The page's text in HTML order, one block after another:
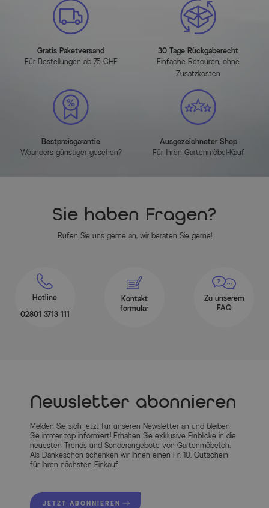
Attribute
Hauptfarbe
Montageanleitung
HERUNTERLADEN (PDF)
Herstellerinformationen
MEHR INFOS HIER
Gratis Paketversand
Für Bestellungen ab 75 CHF
30 Tage Rückgaberecht
Einfache Retouren, ohne
Zusatzkosten
Bestpreisgarantie
Woanders günstiger gesehen?
Ausgezeichneter Shop
Für Ihren Gartenmöbel-Kauf
Sie haben Fragen?
Rufen Sie uns gerne an, wir beraten Sie gerne!
Hotline
02801 3713 111
Kontakt
formular
Zu unserem
FAQ
Newsletter abonnieren
Melden Sie sich jetzt für unseren Newsletter an und bleiben
Sie immer top informiert! Erhalten Sie exklusive Einblicke in die
neuesten Trends und Sonderangebote von Gartenmöbel.ch.
Als Dankeschön schenken wir Ihnen einen Fr. 10.-Gutschein
für Ihren nächsten Einkauf.
JETZT ABONNIEREN